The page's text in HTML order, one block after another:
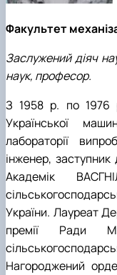
Факультет
Заслужений діяч
наук, професор.
З 1958 р. по 1976
Української
лабораторії
інженер,
Академік
України. Лауреат
премії Ради
Нагороджений